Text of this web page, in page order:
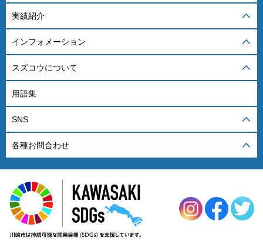
実績紹介
インフォメーション
スズコウについて
用語集
SNS
各種お問合わせ